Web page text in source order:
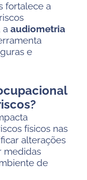
fortalece a
a audiometria
e
físicos nas
alterações
medidas
de